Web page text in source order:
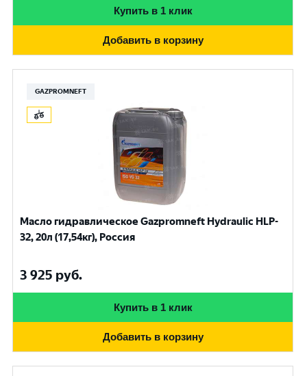
Купить в 1 клик
Добавить в корзину
GAZPROMNEFT
Масло гидравлическое Gazpromneft Hydraulic HLP-
32, 20л (17,54кг), Россия
3 925 руб.
Купить в 1 клик
Добавить в корзину